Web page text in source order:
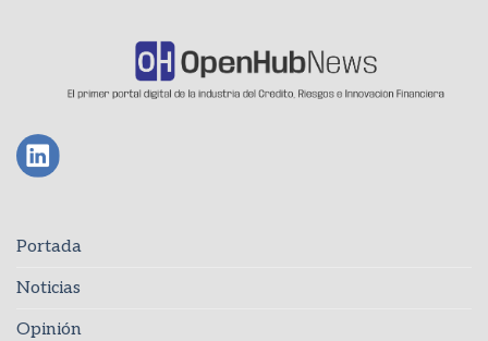
Portada
Noticias
Opinión